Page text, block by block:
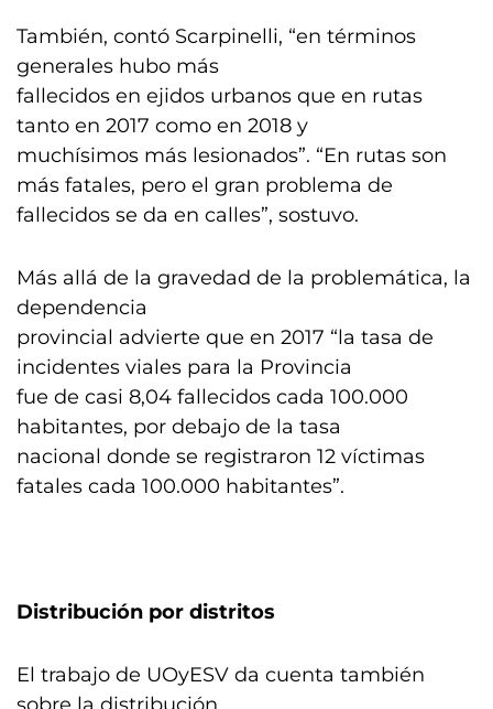
También, contó Scarpinelli, “en términos
generales hubo más
fallecidos en ejidos urbanos que en rutas
tanto en 2017 como en 2018 y
muchísimos más lesionados”. “En rutas son
más fatales, pero el gran problema de
fallecidos se da en calles”, sostuvo.
Más allá de la gravedad de la problemática, la
dependencia
provincial advierte que en 2017 “la tasa de
incidentes viales para la Provincia
fue de casi 8,04 fallecidos cada 100.000
habitantes, por debajo de la tasa
nacional donde se registraron 12 víctimas
fatales cada 100.000 habitantes”.
Distribución por distritos
El trabajo de UOyESV da cuenta también